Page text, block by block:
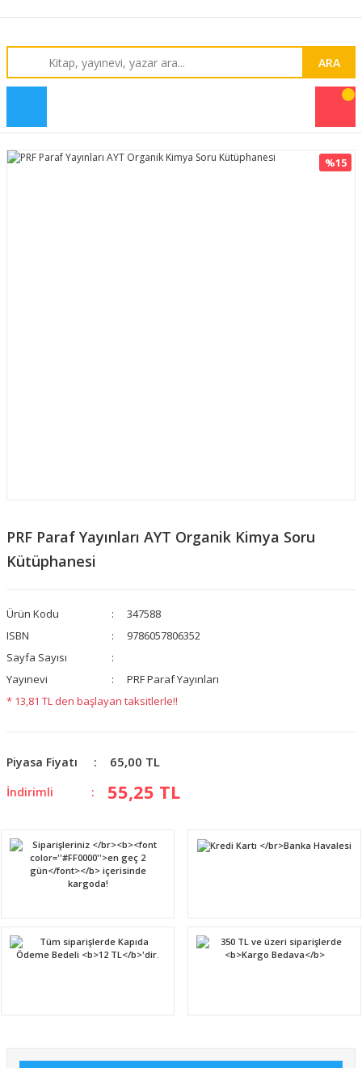
ARA
%15
PRF Paraf Yayınları AYT Organik Kimya Soru
Kütüphanesi
Ürün Kodu
347588
ISBN
9786057806352
Sayfa Sayısı
Yayınevi
PRF Paraf Yayınları
* 13,81 TL den başlayan taksitlerle!!
Piyasa Fiyatı 65,00 TL
İndirimli 55,25 TL